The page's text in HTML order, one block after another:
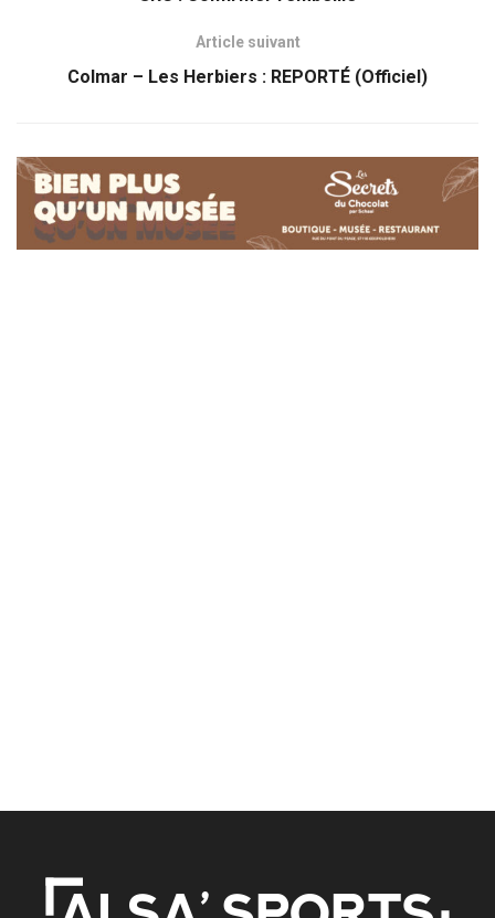
Article suivant
Colmar – Les Herbiers : REPORTÉ (Officiel)